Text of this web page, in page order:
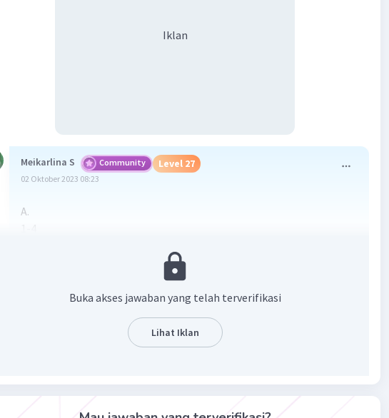
Iklan
Meikarlina S Community Level 27
02 Oktober 2023 08:23
A.
Buka akses jawaban yang telah terverifikasi
Lihat Iklan